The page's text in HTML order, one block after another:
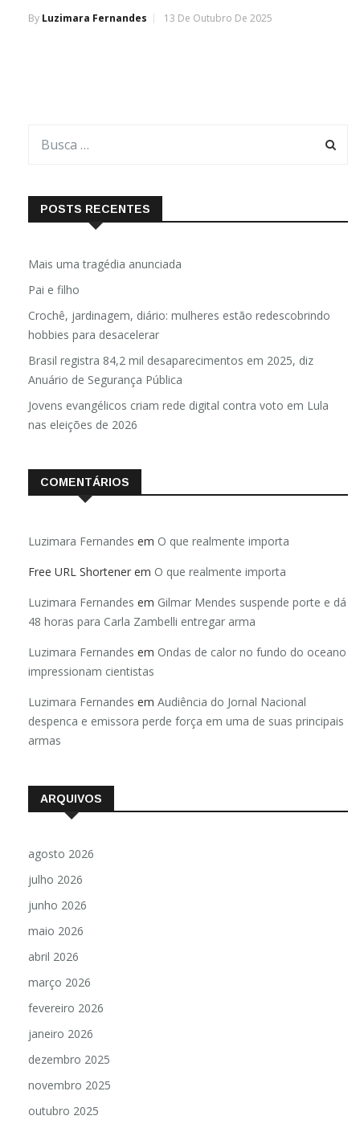
By Luzimara Fernandes 13 De Outubro De 2025
POSTS RECENTES
Mais uma tragédia anunciada
Pai e filho
Crochê, jardinagem, diário: mulheres estão redescobrindo
hobbies para desacelerar
Brasil registra 84,2 mil desaparecimentos em 2025, diz
Anuário de Segurança Pública
Jovens evangélicos criam rede digital contra voto em Lula
nas eleições de 2026
COMENTÁRIOS
Luzimara Fernandes em O que realmente importa
Free URL Shortener em O que realmente importa
Luzimara Fernandes em Gilmar Mendes suspende porte e dá
48 horas para Carla Zambelli entregar arma
Luzimara Fernandes em Ondas de calor no fundo do oceano
impressionam cientistas
Luzimara Fernandes em Audiência do Jornal Nacional
despenca e emissora perde força em uma de suas principais
armas
ARQUIVOS
agosto 2026
julho 2026
junho 2026
maio 2026
abril 2026
março 2026
fevereiro 2026
janeiro 2026
dezembro 2025
novembro 2025
outubro 2025